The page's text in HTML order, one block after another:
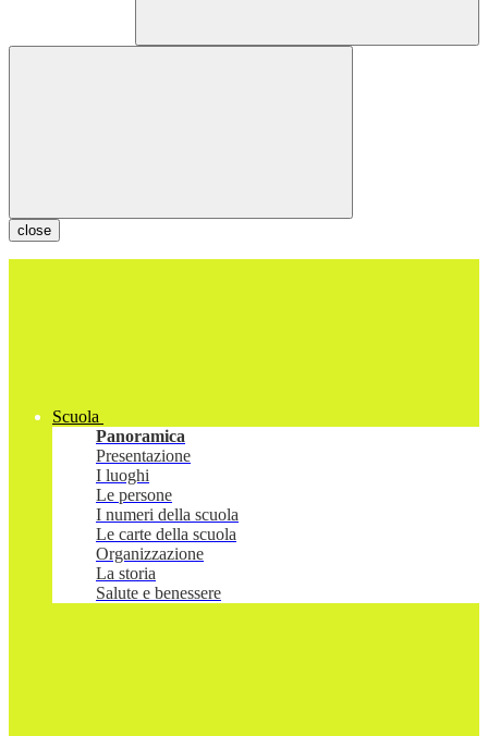
close
Scuola
Panoramica
Presentazione
I luoghi
Le persone
I numeri della scuola
Le carte della scuola
Organizzazione
La storia
Salute e benessere